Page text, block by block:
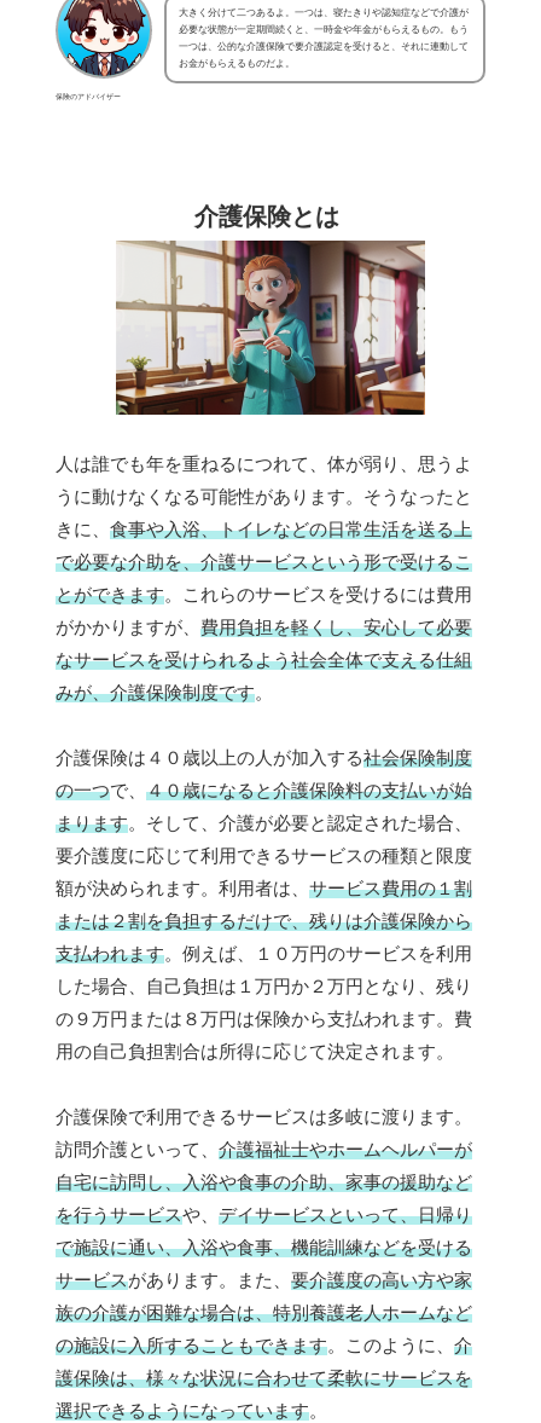
保険のアドバイザー
大きく分けて二つあるよ。一つは、寝たきりや認知症などで介護が
必要な状態が一定期間続くと、一時金や年金がもらえるもの。もう
一つは、公的な介護保険で要介護認定を受けると、それに連動して
お金がもらえるものだよ。
介護保険とは
人は誰でも年を重ねるにつれて、体が弱り、思うよ
うに動けなくなる可能性があります。そうなったと
きに、 食事や入浴、トイレなどの日常生活を送る上
で必要な介助を、介護サービスという形で受けるこ
とができます。これらのサービスを受けるには費用
がかかりますが、 費用負担を軽くし、安心して必要
なサービスを受けられるよう社会全体で支える仕組
みが、介護保険制度です。
介護保険は４０歳以上の人が加入する社会保険制度
の一つで、 ４０歳になると介護保険料の支払いが始
まります。そして、介護が必要と認定された場合、
要介護度に応じて利用できるサービスの種類と限度
額が決められます。利用者は、 サービス費用の１割
または２割を負担するだけで、残りは介護保険から
支払われます。例えば、１０万円のサービスを利用
した場合、自己負担は１万円か２万円となり、残り
の９万円または８万円は保険から支払われます。費
用の自己負担割合は所得に応じて決定されます。
介護保険で利用できるサービスは多岐に渡ります。
訪問介護といって、 介護福祉士やホームヘルパーが
自宅に訪問し、入浴や食事の介助、家事の援助など
を行うサービスや、 デイサービスといって、日帰り
で施設に通い、入浴や食事、機能訓練などを受ける
サービスがあります。また、 要介護度の高い方や家
族の介護が困難な場合は、特別養護老人ホームなど
の施設に入所することもできます。このように、 介
護保険は、様々な状況に合わせて柔軟にサービスを
選択できるようになっています。